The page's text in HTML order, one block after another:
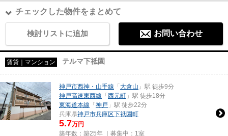
チェックした物件をまとめて
検討リストに追加 お問い合わせ
賃貸｜マンション テルマ下祗園
神戸市西神・山手線 「 大倉山 」駅 徒歩9分
神戸高速東西線 「 西元町 」駅 徒歩18分
東海道本線 「 神戸 」駅 徒歩22分
兵庫県神戸市兵庫区下祇園町
5.7万円
築年数：築25年 ｜募集中： 1室